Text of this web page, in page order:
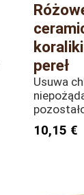
pereł
Usuwa
10,15 €